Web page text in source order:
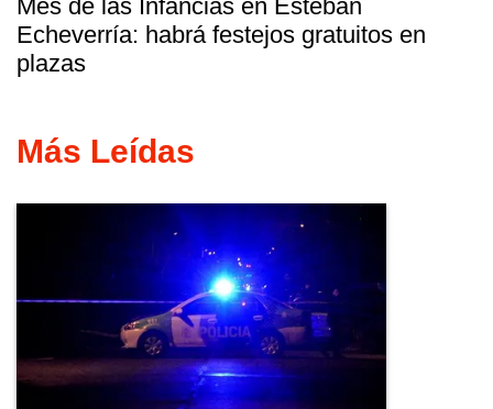
Mes de las Infancias en Esteban
Echeverría: habrá festejos gratuitos en
plazas
Más Leídas